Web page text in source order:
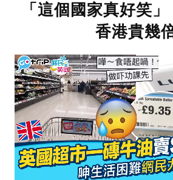
「這個國家真好笑
香港貴幾